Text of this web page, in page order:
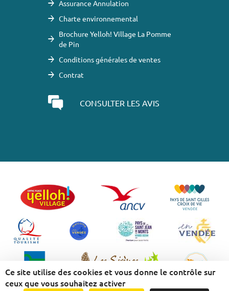
Ce site utilise des cookies et vous donne le contrôle sur
ceux que vous souhaitez activer
Assurance Annulation
Charte environnemental
Brochure Yelloh! Village La Pomme
de Pin
Conditions générales de ventes
Contrat
CONSULTER LES AVIS